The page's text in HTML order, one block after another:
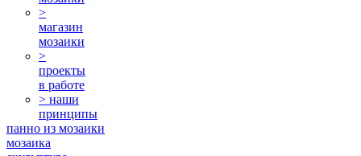
>
магазин
мозаики
>
проекты
в работе
> наши
принципы
панно из мозаики
мозаика